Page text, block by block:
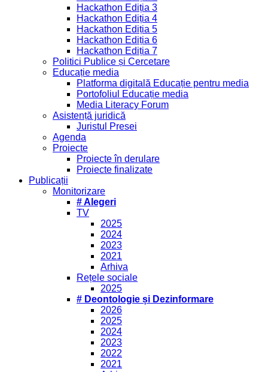
Hackathon Ediția 3
Hackathon Ediția 4
Hackathon Ediția 5
Hackathon Ediția 6
Hackathon Ediția 7
Politici Publice și Cercetare
Educație media
Platforma digitală Educație pentru media
Portofoliul Educație media
Media Literacy Forum
Asistență juridică
Juristul Presei
Agenda
Proiecte
Proiecte în derulare
Proiecte finalizate
Publicații
Monitorizare
# Alegeri
TV
2025
2024
2023
2021
Arhiva
Rețele sociale
2025
# Deontologie și Dezinformare
2026
2025
2024
2023
2022
2021